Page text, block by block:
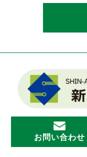
お問い合わせ